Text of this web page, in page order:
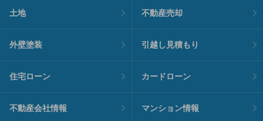
土地 不動産売却
外壁塗装 引越し見積もり
住宅ローン カードローン
不動産会社情報 マンション情報